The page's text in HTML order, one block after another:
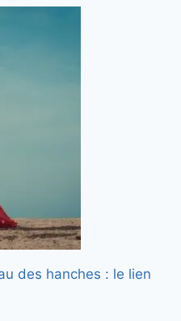
des hanches : le lien